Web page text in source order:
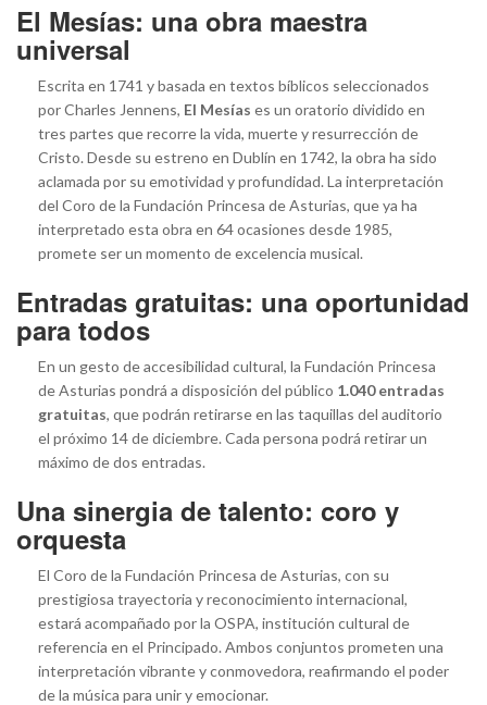
El Mesías: una obra maestra
universal
Escrita en 1741 y basada en textos bíblicos seleccionados
por Charles Jennens, El Mesías es un oratorio dividido en
tres partes que recorre la vida, muerte y resurrección de
Cristo. Desde su estreno en Dublín en 1742, la obra ha sido
aclamada por su emotividad y profundidad. La interpretación
del Coro de la Fundación Princesa de Asturias, que ya ha
interpretado esta obra en 64 ocasiones desde 1985,
promete ser un momento de excelencia musical.
Entradas gratuitas: una oportunidad
para todos
En un gesto de accesibilidad cultural, la Fundación Princesa
de Asturias pondrá a disposición del público 1.040 entradas
gratuitas, que podrán retirarse en las taquillas del auditorio
el próximo 14 de diciembre. Cada persona podrá retirar un
máximo de dos entradas.
Una sinergia de talento: coro y
orquesta
El Coro de la Fundación Princesa de Asturias, con su
prestigiosa trayectoria y reconocimiento internacional,
estará acompañado por la OSPA, institución cultural de
referencia en el Principado. Ambos conjuntos prometen una
interpretación vibrante y conmovedora, reafirmando el poder
de la música para unir y emocionar.